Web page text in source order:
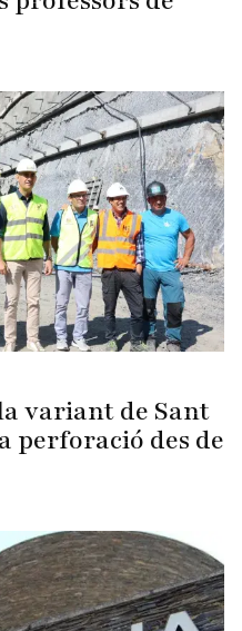
variant de Sant
perforació des de